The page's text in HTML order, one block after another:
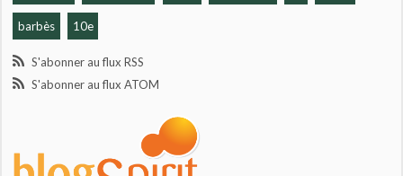
barbès 10e
S'abonner au flux RSS
S'abonner au flux ATOM